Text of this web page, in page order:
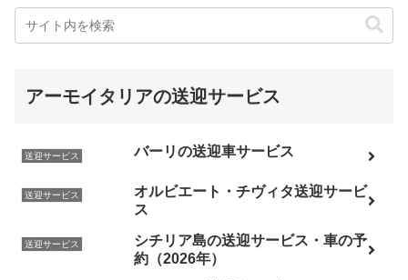
アーモイタリアの送迎サービス
送迎サービス バーリの送迎車サービス
送迎サービス
オルビエート・チヴィタ送迎サービ
ス
送迎サービス
シチリア島の送迎サービス・車の予
約（2026年）